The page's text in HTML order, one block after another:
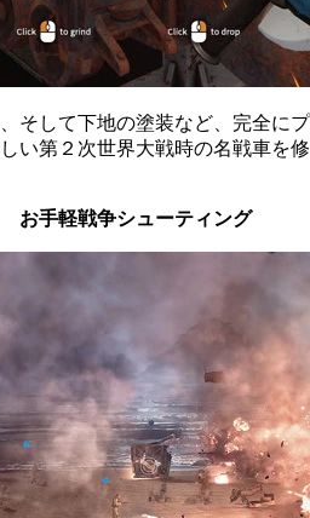
そして下地の塗装など、完全にプ
い第２次世界大戦時の名戦車を修
手軽戦争シューティング